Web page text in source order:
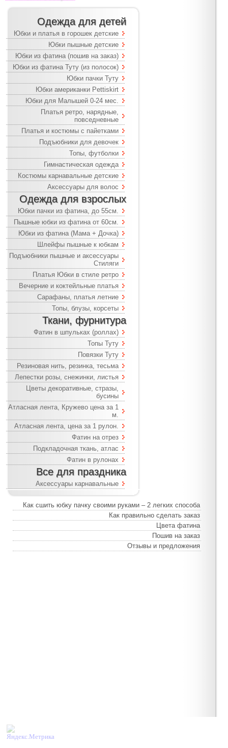
Одежда для детей
Юбки и платья в горошек детские
Юбки пышные детские
Юбки из фатина (пошив на заказ)
Юбки из фатина Туту (из полосок)
Юбки пачки Туту
Юбки американки Pettiskirt
Юбки для Малышей 0-24 мес.
Платья ретро, нарядные,
повседневные
Платья и костюмы с пайетками
Подъюбники для девочек
Топы, футболки
Гимнастическая одежда
Костюмы карнавальные детские
Аксессуары для волос
Одежда для взрослых
Юбки пачки из фатина, до 55см.
Пышные юбки из фатина от 60см.
Юбки из фатина (Мама + Дочка)
Шлейфы пышные к юбкам
Подъюбники пышные и аксессуары
Стиляги
Платья Юбки в стиле ретро
Вечерние и коктейльные платья
Сарафаны, платья летние
Топы, блузы, корсеты
Ткани, фурнитура
Фатин в шпульках (роллах)
Топы Туту
Повязки Туту
Резиновая нить, резинка, тесьма
Лепестки розы, снежинки, листья
Цветы декоративные, стразы,
бусины
Атласная лента, Кружево цена за 1
м.
Атласная лента, цена за 1 рулон.
Фатин на отрез
Подкладочная ткань, атлас
Фатин в рулонах
Все для праздника
Аксессуары карнавальные
Как сшить юбку пачку своими руками – 2 легких способа
Как правильно сделать заказ
Цвета фатина
Пошив на заказ
Отзывы и предложения